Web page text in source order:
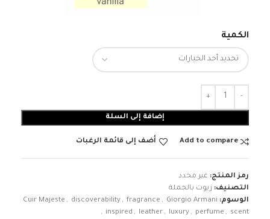
الكمية
إضافة إلى السلة
Add to compare أضف إلى قائمة الرغبات
رمز المنتج: غير محدد
التصنيف: زيوت بالجملة
الوسوم:
Cuir Majeste , discoverability , fragrance , Giorgio Armani
, inspired , leather , luxury , perfume , scent